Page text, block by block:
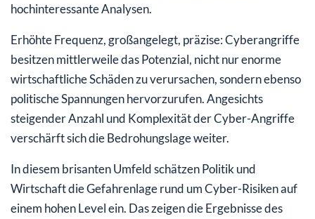
Unabhängigkeit
Kooperation von Politik und Wirtschaft unzureichend –
Austausch essenziell für wirksamen Schutz
Gefahrenquelle Homeoffice – Einfallstor für
Cyberattacken
Mein Fazit: Setzen Sie auf die Digitale
hochinteressante Analysen.
Erhöhte Frequenz, großangelegt, präzise: Cyberangriffe
besitzen mittlerweile das Potenzial, nicht nur enorme
wirtschaftliche Schäden zu verursachen, sondern ebenso
politische Spannungen hervorzurufen. Angesichts
steigender Anzahl und Komplexität der Cyber-Angriffe
verschärft sich die Bedrohungslage weiter.
In diesem brisanten Umfeld schätzen Politik und
Wirtschaft die Gefahrenlage rund um Cyber-Risiken auf
einem hohen Level ein. Das zeigen die Ergebnisse des